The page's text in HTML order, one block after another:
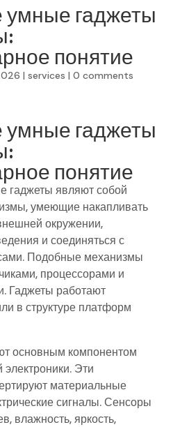
умные гаджеты
понятие
| services | 0 comments
умные гаджеты
понятие
гаджеты являют собой
умеющие накапливать
окружении,
и соединяться с
Подобные механизмы
процессорами и
Гаджеты работают
в структуре платформ
основным компонентом
электроники. Эти
материальные
сигналы. Сенсоры
влажность, яркость,